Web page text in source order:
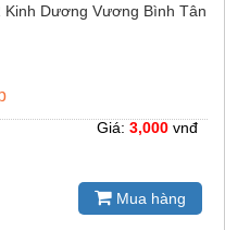
Kinh Dương Vương Bình Tân
Giá: 3,000 vnđ
Mua hàng